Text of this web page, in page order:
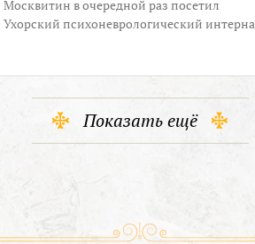
Москвитин в очередной раз посетил
Ухорский психоневрологический
Показать ещё